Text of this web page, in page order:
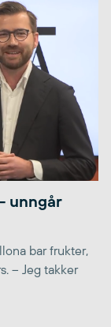
unngår
bar frukter,
– Jeg takker